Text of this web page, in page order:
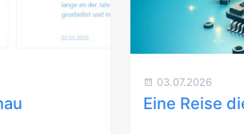
03.07.2026
Eine Reise